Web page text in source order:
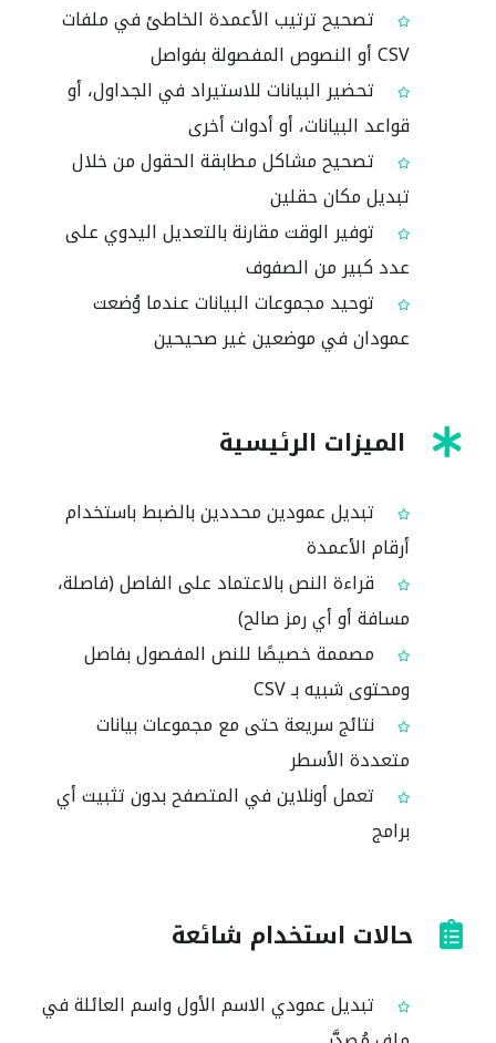
تصحيح ترتيب الأعمدة الخاطئ في ملفات
CSV أو النصوص المفصولة بفواصل
تحضير البيانات للاستيراد في الجداول، أو
قواعد البيانات، أو أدوات أخرى
تصحيح مشاكل مطابقة الحقول من خلال
تبديل مكان حقلين
توفير الوقت مقارنة بالتعديل اليدوي على
عدد كبير من الصفوف
توحيد مجموعات البيانات عندما وُضعت
عمودان في موضعين غير صحيحين
الميزات الرئيسية
تبديل عمودين محددين بالضبط باستخدام
أرقام الأعمدة
قراءة النص بالاعتماد على الفاصل (فاصلة،
مسافة أو أي رمز صالح)
مصممة خصيصًا للنص المفصول بفاصل
ومحتوى شبيه بـ CSV
نتائج سريعة حتى مع مجموعات بيانات
متعددة الأسطر
تعمل أونلاين في المتصفح بدون تثبيت أي
برامج
حالات استخدام شائعة
تبديل عمودي الاسم الأول واسم العائلة في